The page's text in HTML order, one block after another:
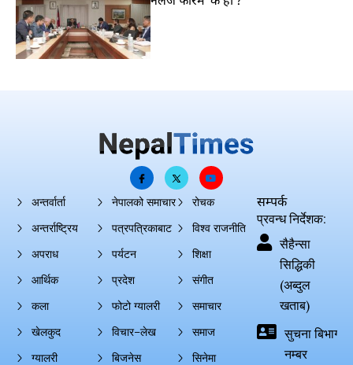
अन्तर्वार्ता
अन्तर्राष्ट्रिय
अपराध
आर्थिक
कला
खेलकुद
ग्यालरी
नेपालको समाचार
पत्रपत्रिकाबाट
पर्यटन
प्रदेश
फोटो ग्यालरी
विचार–लेख
बिजनेस
रोचक
विश्व राजनीति
शिक्षा
संगीत
समाचार
समाज
सिनेमा
सम्पर्क
प्रवन्ध निर्देशक:
सैहैन्सा
सिद्धिकी
(अब्दुल
खताब)
सुचना बिभाग
नम्बर